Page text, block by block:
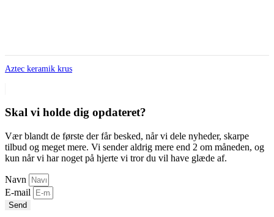
Aztec keramik krus
Skal vi holde dig opdateret?
Vær blandt de første der får besked, når vi dele nyheder, skarpe
tilbud og meget mere. Vi sender aldrig mere end 2 om måneden, og
kun når vi har noget på hjerte vi tror du vil have glæde af.
Navn
E-mail
Send